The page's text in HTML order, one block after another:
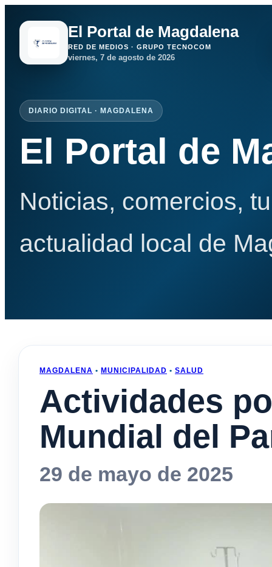
El Portal de Magdalena
RED DE MEDIOS · GRUPO TECNOCOM
viernes, 7 de agosto de 2026
DIARIO DIGITAL · MAGDALENA
El Portal de
Noticias, comercios,
actualidad local de
MAGDALENA • MUNICIPALIDAD • SALUD
Actividades
Mundial del
29 de mayo de 2025